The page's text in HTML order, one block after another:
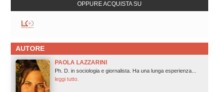
OPPURE ACQUISTA SU
AUTORE
PAOLA LAZZARINI
Ph. D. in sociologia e giornalista. Ha una lunga esperienza...
leggi tutto.